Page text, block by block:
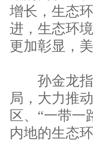
增长，生态
进，生态环
更加彰显，
孙金龙指
局，大力推
区、“一带一
内地的生态